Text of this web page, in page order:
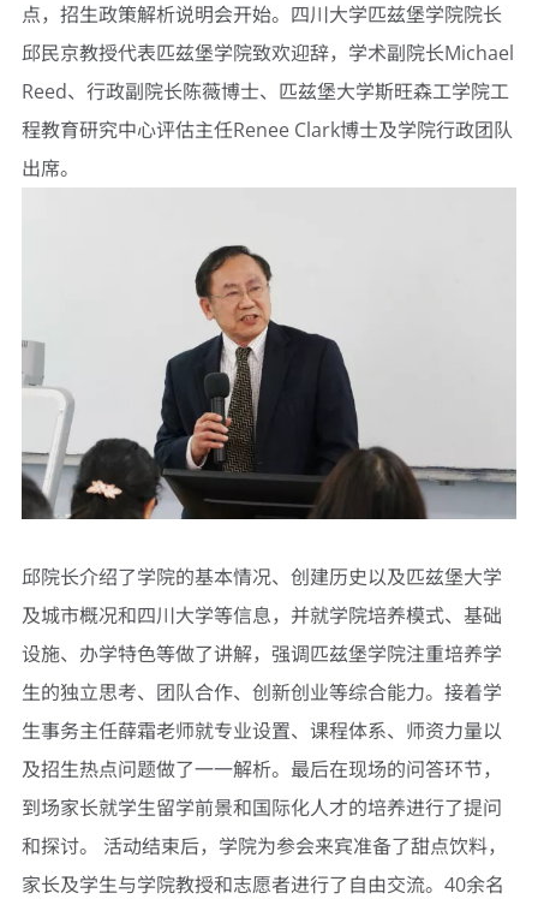
点，招生政策解析说明会开始。四川大学匹兹堡学院院长
邱民京教授代表匹兹堡学院致欢迎辞，学术副院长Michael
Reed、行政副院长陈薇博士、匹兹堡大学斯旺森工学院工
程教育研究中心评估主任Renee Clark博士及学院行政团队
出席。
邱院长介绍了学院的基本情况、创建历史以及匹兹堡大学
及城市概况和四川大学等信息，并就学院培养模式、基础
设施、办学特色等做了讲解，强调匹兹堡学院注重培养学
生的独立思考、团队合作、创新创业等综合能力。接着学
生事务主任薛霜老师就专业设置、课程体系、师资力量以
及招生热点问题做了一一解析。最后在现场的问答环节，
到场家长就学生留学前景和国际化人才的培养进行了提问
和探讨。 活动结束后，学院为参会来宾准备了甜点饮料，
家长及学生与学院教授和志愿者进行了自由交流。40余名